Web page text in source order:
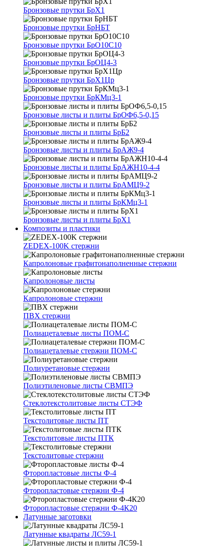
Бронзовые прутки БрХ1
Бронзовые прутки БрНБТ
Бронзовые прутки БрО10С10
Бронзовые прутки БрОЦ4-3
Бронзовые прутки БрХ1Цр
Бронзовые прутки БрКМц3-1
Бронзовые листы и плиты БрОФ6,5-0,15
Бронзовые листы и плиты БрБ2
Бронзовые листы и плиты БрАЖ9-4
Бронзовые листы и плиты БрАЖН10-4-4
Бронзовые листы и плиты БрАМЦ9-2
Бронзовые листы и плиты БрКМц3-1
Бронзовые листы и плиты БрХ1
Композиты и пластики
ZEDEX-100K стержни
Капролоновые графитонаполненные стержни
Капролоновые листы
Капролоновые стержни
ПВХ стержни
Полиацеталевые листы ПОМ-С
Полиацеталевые стержни ПОМ-С
Полиуретановые стержни
Полиэтиленовые листы СВМПЭ
Стеклотекстолитовые листы СТЭФ
Текстолитовые листы ПТ
Текстолитовые листы ПТК
Текстолитовые стержни
Фторопластовые листы Ф-4
Фторопластовые стержни Ф-4
Фторопластовые стержни Ф-4К20
Латунные заготовки
Латунные квадраты ЛС59-1